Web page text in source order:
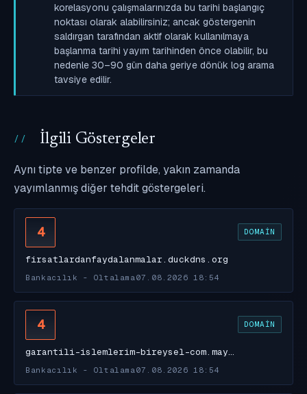
korelasyonu çalışmalarınızda bu tarihi başlangıç
noktası olarak alabilirsiniz; ancak göstergenin
saldırgan tarafından aktif olarak kullanılmaya
başlanma tarihi yayım tarihinden önce olabilir, bu
nedenle 30–90 gün daha geriye dönük log arama
tavsiye edilir.
İlgili Göstergeler
Aynı tipte ve benzer profilde, yakın zamanda
yayımlanmış diğer tehdit göstergeleri.
4 DOMAIN
firsatlardanfaydalanmalar.duckdns.org
Bankacılık - Oltalama 07.08.2026 18:54
4 DOMAIN
garantili-islemlerim-bireysel-com.may…
Bankacılık - Oltalama 07.08.2026 18:54